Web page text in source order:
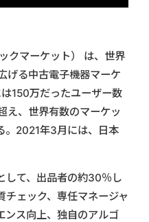
クマーケット） は、世界
げる中古電子機器マーケ
150万だったユーザー数
え、世界有数のマーケッ
。2021年3月には、日本
して、出品者の約30％し
チェック、専任マネージャ
ンス向上、独自のアルゴ